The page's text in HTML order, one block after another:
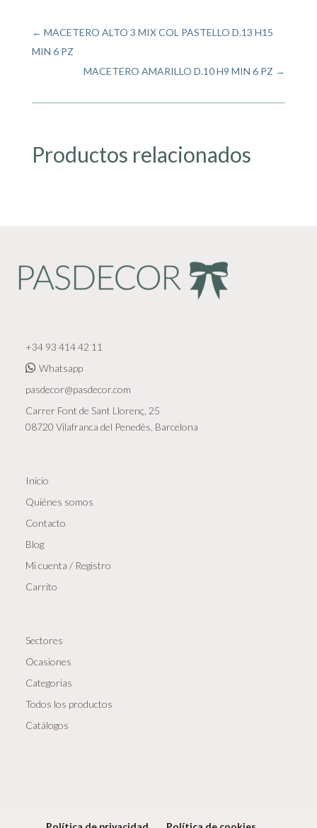
← MACETERO ALTO 3 MIX COL PASTELLO D.13 H15
MIN 6 PZ
MACETERO AMARILLO D.10 H9 MIN 6 PZ →
Productos relacionados
+34 93 414 42 11
Whatsapp
pasdecor@pasdecor.com
Carrer Font de Sant Llorenç, 25
08720 Vilafranca del Penedès, Barcelona
Inicio
Quiénes somos
Contacto
Blog
Mi cuenta / Registro
Carrito
Sectores
Ocasiones
Categorias
Todos los productos
Catálogos